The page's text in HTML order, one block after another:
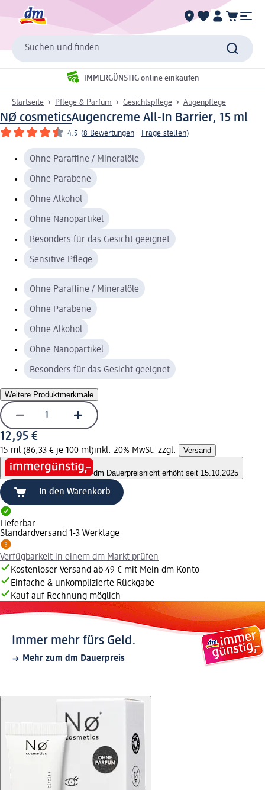
Suchen und finden
IMMERGÜNSTIG online einkaufen
Startseite Pflege & Parfum Gesichtspflege Augenpflege
NØ cosmeticsAugencreme All-In Barrier, 15 ml
4.5 (8 Bewertungen Frage stellen)
Ohne Paraffine / Mineralöle
Ohne Parabene
Ohne Alkohol
Ohne Nanopartikel
Besonders für das Gesicht geeignet
Sensitive Pflege
Ohne Paraffine / Mineralöle
Ohne Parabene
Ohne Alkohol
Ohne Nanopartikel
Besonders für das Gesicht geeignet
Weitere Produktmerkmale
12,95 €
15 ml (86,33 € je 100 ml)inkl. 20% MwSt. zzgl. Versand
dm Dauerpreisnicht erhöht seit 15.10.2025
In den Warenkorb
Lieferbar
Standardversand 1-3 Werktage
Verfügbarkeit in einem dm Markt prüfen
Kostenloser Versand ab 49 € mit Mein dm Konto
Einfache & unkomplizierte Rückgabe
Kauf auf Rechnung möglich
Immer mehr fürs Geld.
Mehr zum dm Dauerpreis